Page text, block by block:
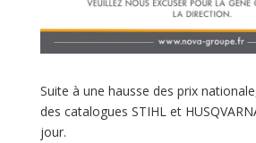
Suite à une hausse des prix
des catalogues STIHL et
jour.